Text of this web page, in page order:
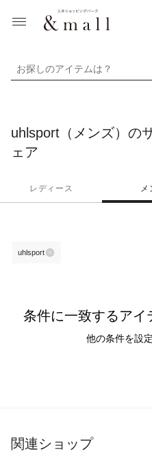
お探しのアイテムは？
uhlsport（メンズ）の
ェア
レディース メ
uhlsport
条件に一致するアイ
他の条件を設
関連ショップ